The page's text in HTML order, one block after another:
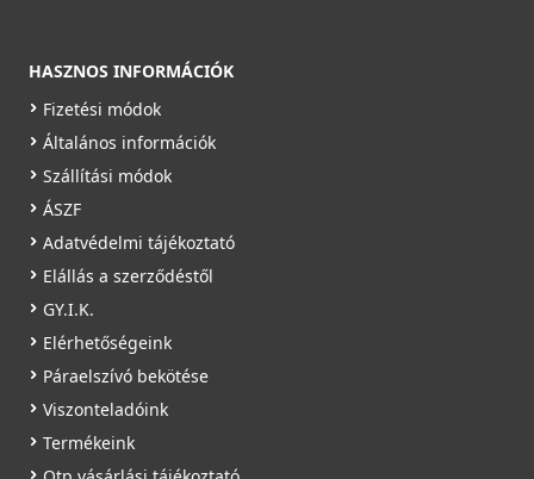
HASZNOS INFORMÁCIÓK
Fizetési módok
Általános információk
Szállítási módok
ÁSZF
Adatvédelmi tájékoztató
Elállás a szerződéstől
GY.I.K.
Elérhetőségeink
Páraelszívó bekötése
Viszonteladóink
Termékeink